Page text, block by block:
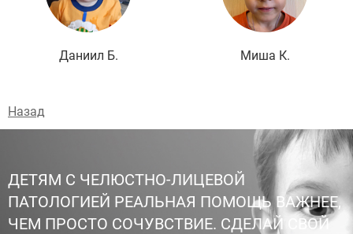
Даниил Б. Миша К.
Назад
ДЕТЯМ С ЧЕЛЮСТНО-ЛИЦЕВОЙ
ПАТОЛОГИЕЙ РЕАЛЬНАЯ ПОМОЩЬ ВАЖНЕЕ,
ЧЕМ ПРОСТО СОЧУВСТВИЕ. СДЕЛАЙ СВОЙ